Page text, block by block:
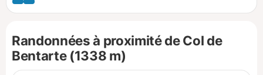
Randonnées à proximité de Col de
Bentarte (1338 m)